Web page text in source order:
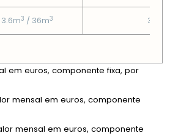
3.6m3 / 36m3 3.58€
em euros, componente fixa, por
mensal em euros, componente
mensal em euros, componente